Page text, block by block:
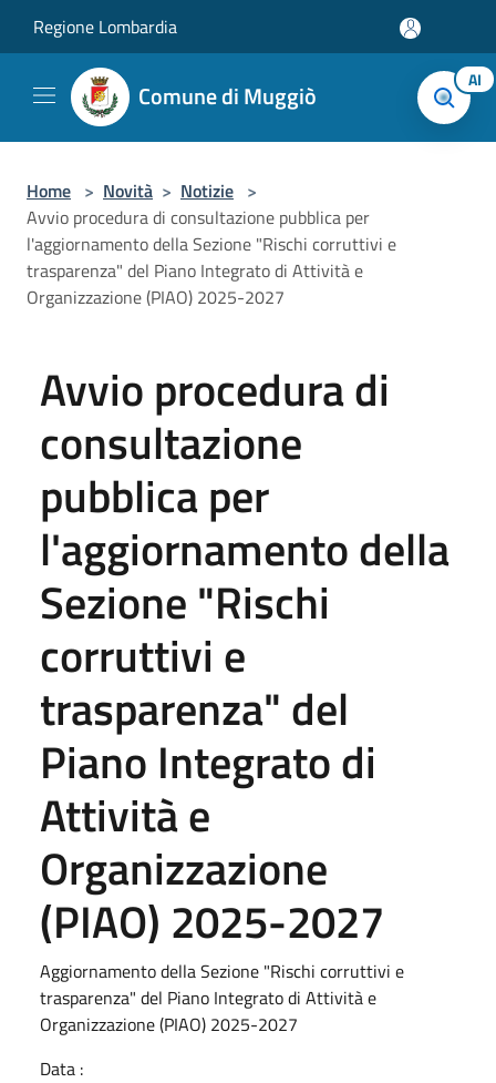
Regione Lombardia
Comune di Muggiò AI
Home > Novità > Notizie >
Avvio procedura di consultazione pubblica per
l'aggiornamento della Sezione "Rischi corruttivi e
trasparenza" del Piano Integrato di Attività e
Organizzazione (PIAO) 2025-2027
Avvio procedura di
consultazione
pubblica per
l'aggiornamento della
Sezione "Rischi
corruttivi e
trasparenza" del
Piano Integrato di
Attività e
Organizzazione
(PIAO) 2025-2027
Aggiornamento della Sezione "Rischi corruttivi e
trasparenza" del Piano Integrato di Attività e
Organizzazione (PIAO) 2025-2027
Data :